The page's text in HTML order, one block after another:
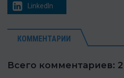
LinkedIn
КОММЕНТАРИИ
Всего комментариев: 2